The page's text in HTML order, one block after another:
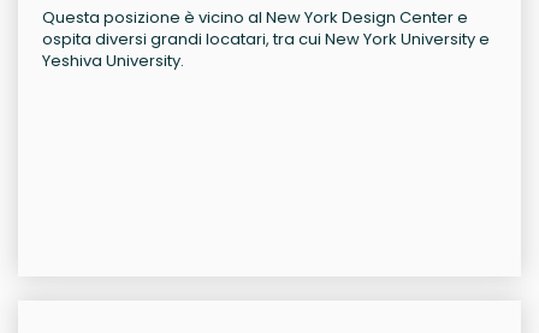
Questa posizione è vicino al New York Design Center e
ospita diversi grandi locatari, tra cui New York University e
Yeshiva University.